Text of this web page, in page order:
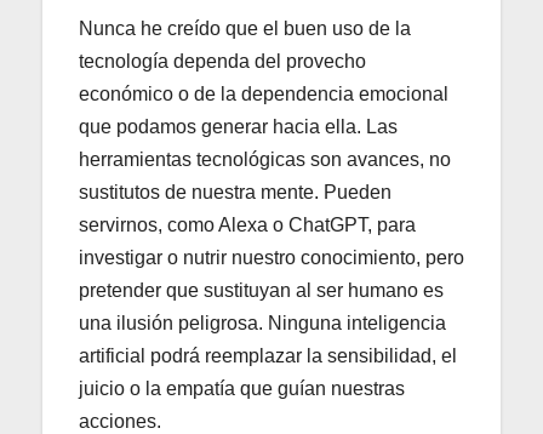
Nunca he creído que el buen uso de la
tecnología dependa del provecho
económico o de la dependencia emocional
que podamos generar hacia ella. Las
herramientas tecnológicas son avances, no
sustitutos de nuestra mente. Pueden
servirnos, como Alexa o ChatGPT, para
investigar o nutrir nuestro conocimiento, pero
pretender que sustituyan al ser humano es
una ilusión peligrosa. Ninguna inteligencia
artificial podrá reemplazar la sensibilidad, el
juicio o la empatía que guían nuestras
acciones.